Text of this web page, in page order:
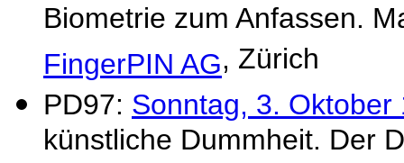
Biometrie zum Anfassen.
FingerPIN AG, Zürich
PD97: Sonntag, 3. Oktober
künstliche Dummheit. Der